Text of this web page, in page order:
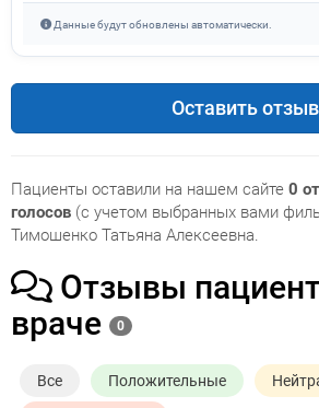
Данные будут обновлены автоматически.
Оставить отзыв
Пациенты оставили на нашем сайте 0
голосов (с учетом выбранных вами
Тимошенко Татьяна Алексеевна.
Отзывы
враче
0
Все Положительные